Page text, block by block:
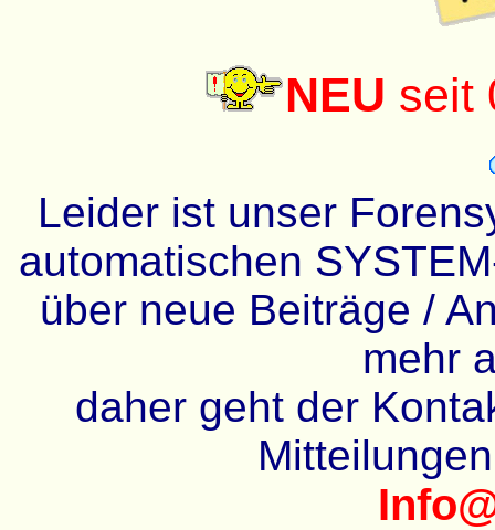
NEU seit
Leider ist unser
automatischen
über neue Beiträge /
mehr
daher geht der